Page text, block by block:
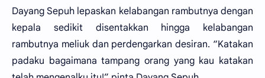
Dayang Sepuh lepaskan kelabangan rambutnya dengan
kepala sedikit disentakkan hingga kelabangan
rambutnya meliuk dan perdengarkan desiran. “Katakan
padaku bagaimana tampang orang yang kau katakan